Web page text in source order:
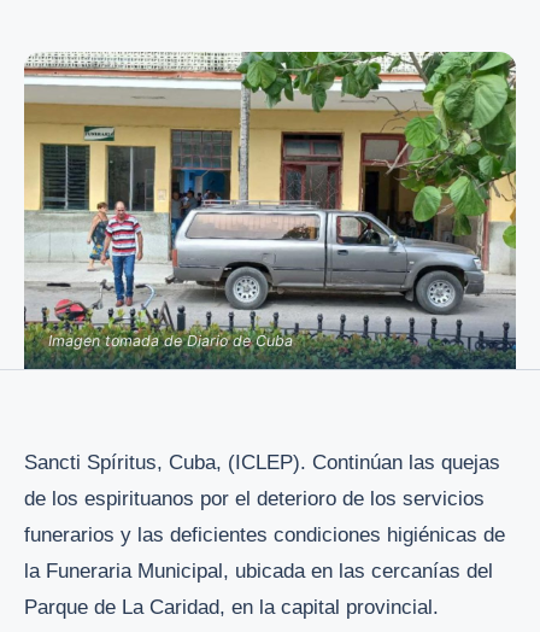
Imagen tomada de Diario de Cuba
Sancti Spíritus, Cuba, (ICLEP). Continúan las quejas
de los espirituanos por el deterioro de los servicios
funerarios y las deficientes condiciones higiénicas de
la Funeraria Municipal, ubicada en las cercanías del
Parque de La Caridad, en la capital provincial.